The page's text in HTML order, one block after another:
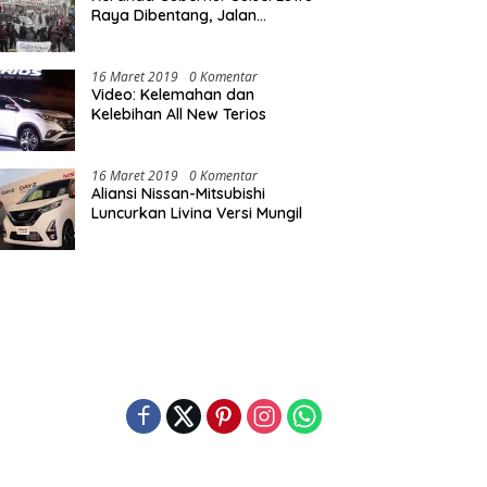
Raya Dibentang, Jalan
16 Maret 2019 0 Komentar
Video: Kelemahan dan
Kelebihan All New Terios
16 Maret 2019 0 Komentar
Aliansi Nissan-Mitsubishi
Luncurkan Livina Versi Mungil